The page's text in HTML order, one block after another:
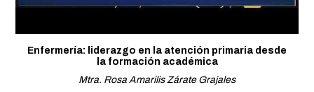
Enfermería: liderazgo en la atención primaria desde
la formación académica
Mtra. Rosa Amarilis Zárate Grajales